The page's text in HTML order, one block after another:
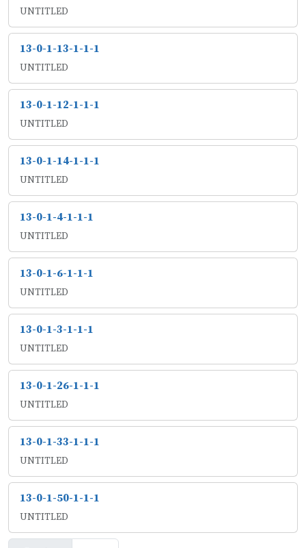
UNTITLED
13-0-1-13-1-1-1
UNTITLED
13-0-1-12-1-1-1
UNTITLED
13-0-1-14-1-1-1
UNTITLED
13-0-1-4-1-1-1
UNTITLED
13-0-1-6-1-1-1
UNTITLED
13-0-1-3-1-1-1
UNTITLED
13-0-1-26-1-1-1
UNTITLED
13-0-1-33-1-1-1
UNTITLED
13-0-1-50-1-1-1
UNTITLED